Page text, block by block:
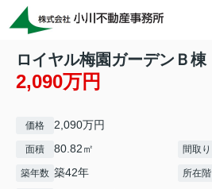
ロイヤル梅園ガーデンＢ棟
2,090万円
価格 2,090万円
面積 80.82㎡ 間取り
築年数 築42年 所在階